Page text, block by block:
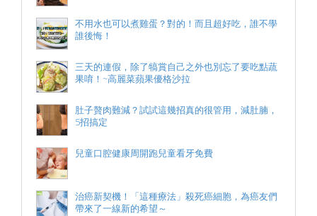
不用水也可以煮雞蛋？對的！而且超好吃，誰不學
誰後悔！
三天的連假，除了犒賞自己之外也別忘了要吃點蔬
果唷！~高麗菜蘋果優格沙拉
肚子贅肉難減？試試這幾招真的很管用，減肚腩，
5招搞定
兒童口腔健康周開跑兒童看牙免費
治癌新契機！「這種療法」殺死癌細胞，為癌友們
帶來了一線新的希望～